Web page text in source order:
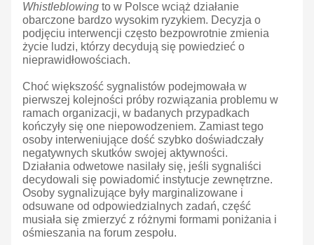
Whistleblowing to w Polsce wciąż działanie
obarczone bardzo wysokim ryzykiem. Decyzja o
podjęciu interwencji często bezpowrotnie zmienia
życie ludzi, którzy decydują się powiedzieć o
nieprawidłowościach.
Choć większość sygnalistów podejmowała w
pierwszej kolejności próby rozwiązania problemu w
ramach organizacji, w badanych przypadkach
kończyły się one niepowodzeniem. Zamiast tego
osoby interweniujące dość szybko doświadczały
negatywnych skutków swojej aktywności.
Działania odwetowe nasilały się, jeśli sygnaliści
decydowali się powiadomić instytucje zewnętrzne.
Osoby sygnalizujące były marginalizowane i
odsuwane od odpowiedzialnych zadań, część
musiała się zmierzyć z różnymi formami poniżania i
ośmieszania na forum zespołu.